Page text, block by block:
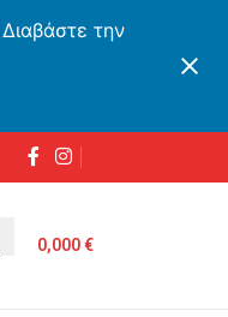
την
0,000€